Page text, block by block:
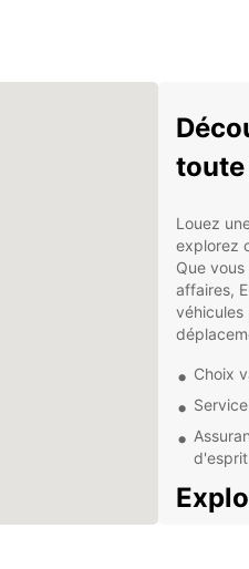
toute
Louez
explorez
Que
affaires,
véhicules
Choix
d'esprit